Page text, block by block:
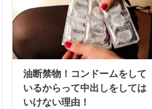
油断禁物！コンドームをして
いるからって中出しをしては
いけない理由！